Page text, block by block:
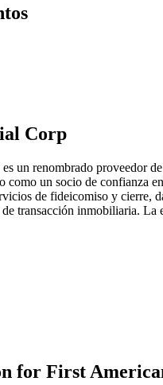
Corp
un renombrado proveedor
como un socio de
de fideicomiso y cierre,
transacción inmobiliaria. La
for First